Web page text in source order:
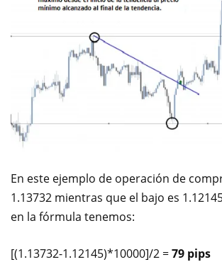
En este ejemplo de operación de
1.13732 mientras que el bajo es
en la fórmula tenemos:
[(1.13732-1.12145)*10000]/2 =79 pips